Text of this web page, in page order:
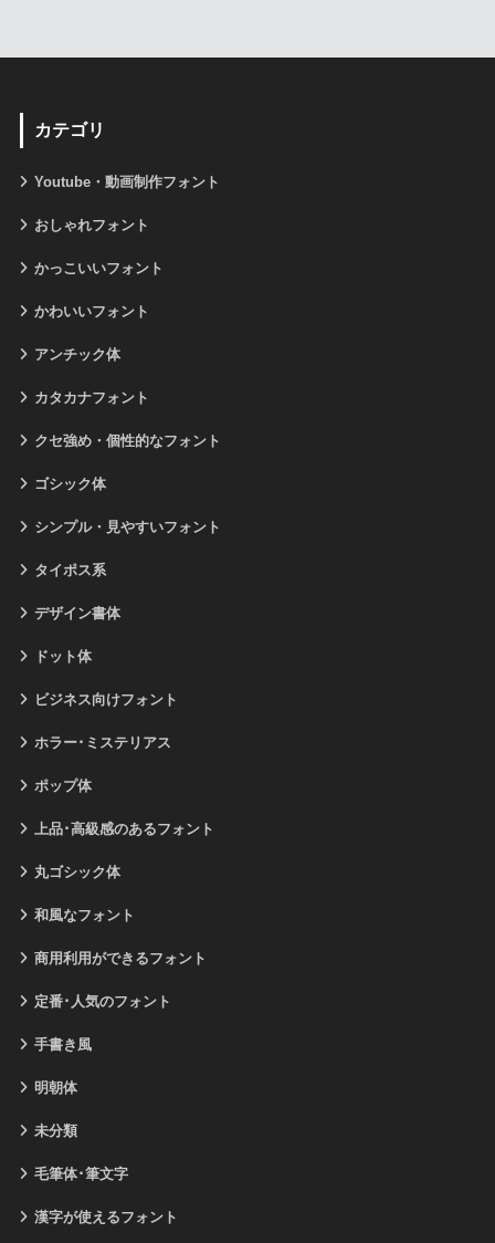
カテゴリ
Youtube・動画制作フォント
おしゃれフォント
かっこいいフォント
かわいいフォント
アンチック体
カタカナフォント
クセ強め・個性的なフォント
ゴシック体
シンプル・見やすいフォント
タイポス系
デザイン書体
ドット体
ビジネス向けフォント
ホラー･ミステリアス
ポップ体
上品･高級感のあるフォント
丸ゴシック体
和風なフォント
商用利用ができるフォント
定番･人気のフォント
手書き風
明朝体
未分類
毛筆体･筆文字
漢字が使えるフォント